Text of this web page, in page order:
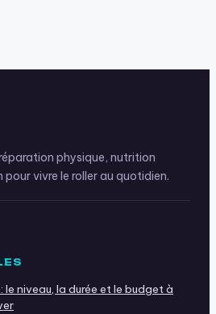
physique, nutrition
vivre le roller au quotidien.
le niveau, la durée et le budget à